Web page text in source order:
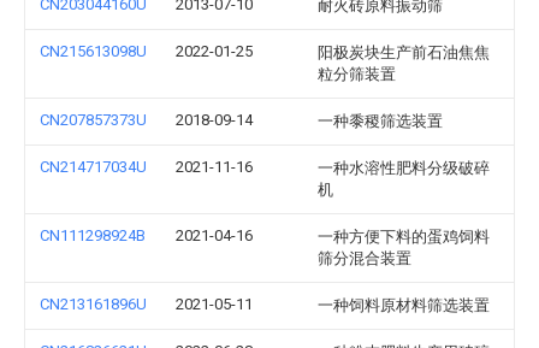
CN203044160U 2013-07-10 耐火砖原料振动筛
CN215613098U 2022-01-25
阳极炭块生产前石油焦焦
粒分筛装置
CN207857373U 2018-09-14 一种黍稷筛选装置
CN214717034U 2021-11-16
一种水溶性肥料分级破碎
机
CN111298924B 2021-04-16
一种方便下料的蛋鸡饲料
筛分混合装置
CN213161896U 2021-05-11 一种饲料原材料筛选装置